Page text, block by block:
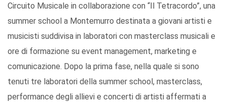
Circuito Musicale in collaborazione con “Il Tetracordo”, una
summer school a Montemurro destinata a giovani artisti e
musicisti suddivisa in laboratori con masterclass musicali e
ore di formazione su event management, marketing e
comunicazione. Dopo la prima fase, nella quale si sono
tenuti tre laboratori della summer school, masterclass,
performance degli allievi e concerti di artisti affermati a